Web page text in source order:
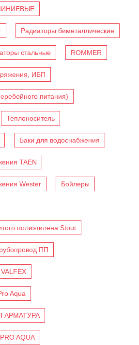
Радиаторы биметаллические
стальные ROMMER
ИБП
питания)
Теплоноситель
Баки для водоснабжения
TAEN
Wester Бойлеры
полиэтилена Stout
ПП
Aqua
АРМАТУРА
AQUA